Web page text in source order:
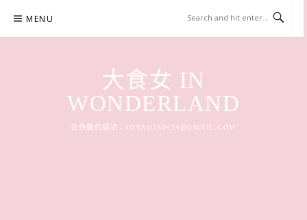
content
MENU
大食女 IN
WONDERLAND
合作邀約請洽： JOYAIJIA0424@GMAIL.COM